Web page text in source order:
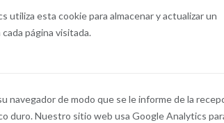
utiliza esta cookie para almacenar y actualizar un
página visitada.
navegador de modo que se le informe de la
duro. Nuestro sitio web usa Google Analytics